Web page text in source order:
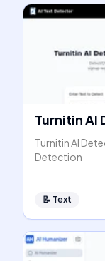
Turnitin AI
Turnitin AI
Detection
📝 Text